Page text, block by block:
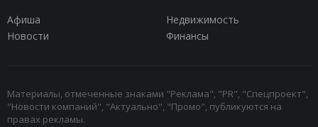
Афиша
Недвижимость
Новости
Финансы
Материалы, отмеченные знаками "Реклама", "PR", "Спецпроект",
"Новости компаний", "Актуально", "Промо", публикуются на
правах рекламы.